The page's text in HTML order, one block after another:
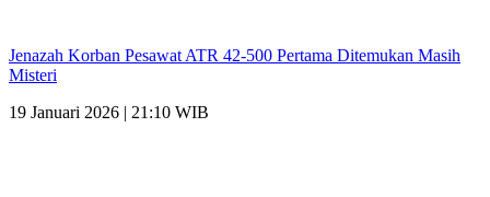
Jenazah Korban Pesawat ATR 42-500 Pertama Ditemukan Masih
Misteri
19 Januari 2026 | 21:10 WIB